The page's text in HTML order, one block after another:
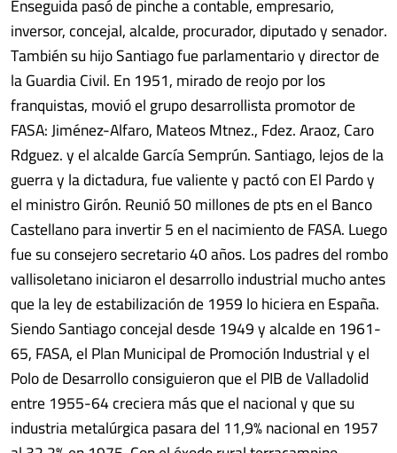
inversor, concejal, alcalde, procurador, diputado y senador.
También su hijo Santiago fue parlamentario y director de
la Guardia Civil. En 1951, mirado de reojo por los
franquistas, movió el grupo desarrollista promotor de
FASA: Jiménez-Alfaro, Mateos Mtnez., Fdez. Araoz, Caro
Rdguez. y el alcalde García Semprún. Santiago, lejos de la
guerra y la dictadura, fue valiente y pactó con El Pardo y
el ministro Girón. Reunió 50 millones de pts en el Banco
Castellano para invertir 5 en el nacimiento de FASA. Luego
fue su consejero secretario 40 años. Los padres del rombo
vallisoletano iniciaron el desarrollo industrial mucho antes
que la ley de estabilización de 1959 lo hiciera en España.
Siendo Santiago concejal desde 1949 y alcalde en 1961-
65, FASA, el Plan Municipal de Promoción Industrial y el
Polo de Desarrollo consiguieron que el PIB de Valladolid
entre 1955-64 creciera más que el nacional y que su
industria metalúrgica pasara del 11,9% nacional en 1957